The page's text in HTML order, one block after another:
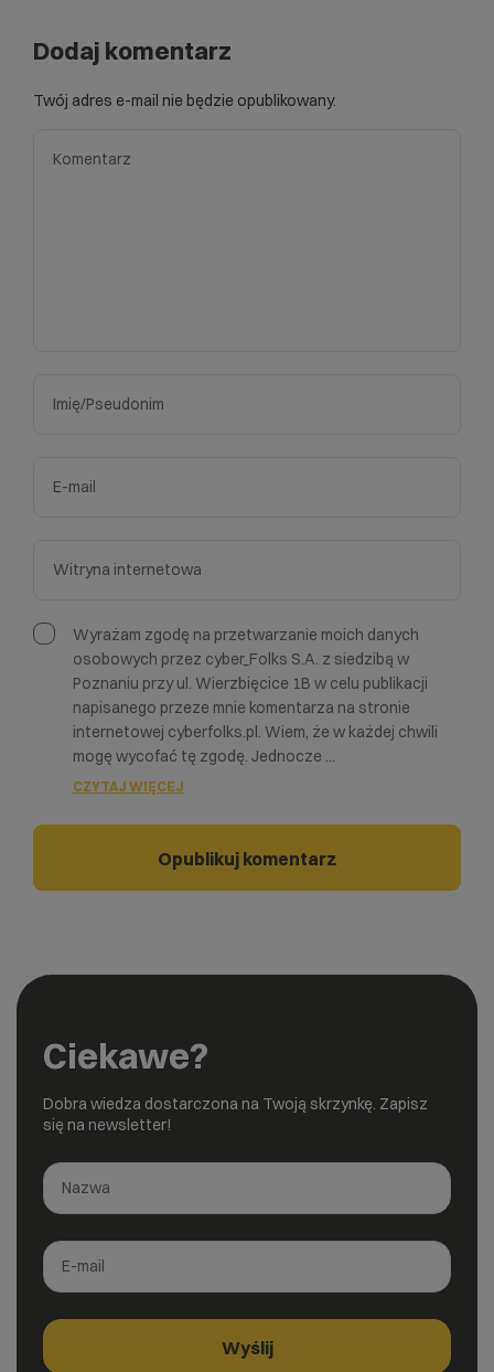
Dodaj komentarz
Twój adres e-mail nie będzie opublikowany.
Wyrażam zgodę na przetwarzanie moich danych
osobowych przez cyber_Folks S.A. z siedzibą w
Poznaniu przy ul. Wierzbięcice 1B w celu publikacji
napisanego przeze mnie komentarza na stronie
internetowej cyberfolks.pl. Wiem, że w każdej chwili
mogę wycofać tę zgodę. Jednocze ...
CZYTAJ WIĘCEJ
Ciekawe?
Dobra wiedza dostarczona na Twoją skrzynkę. Zapisz
się na newsletter!